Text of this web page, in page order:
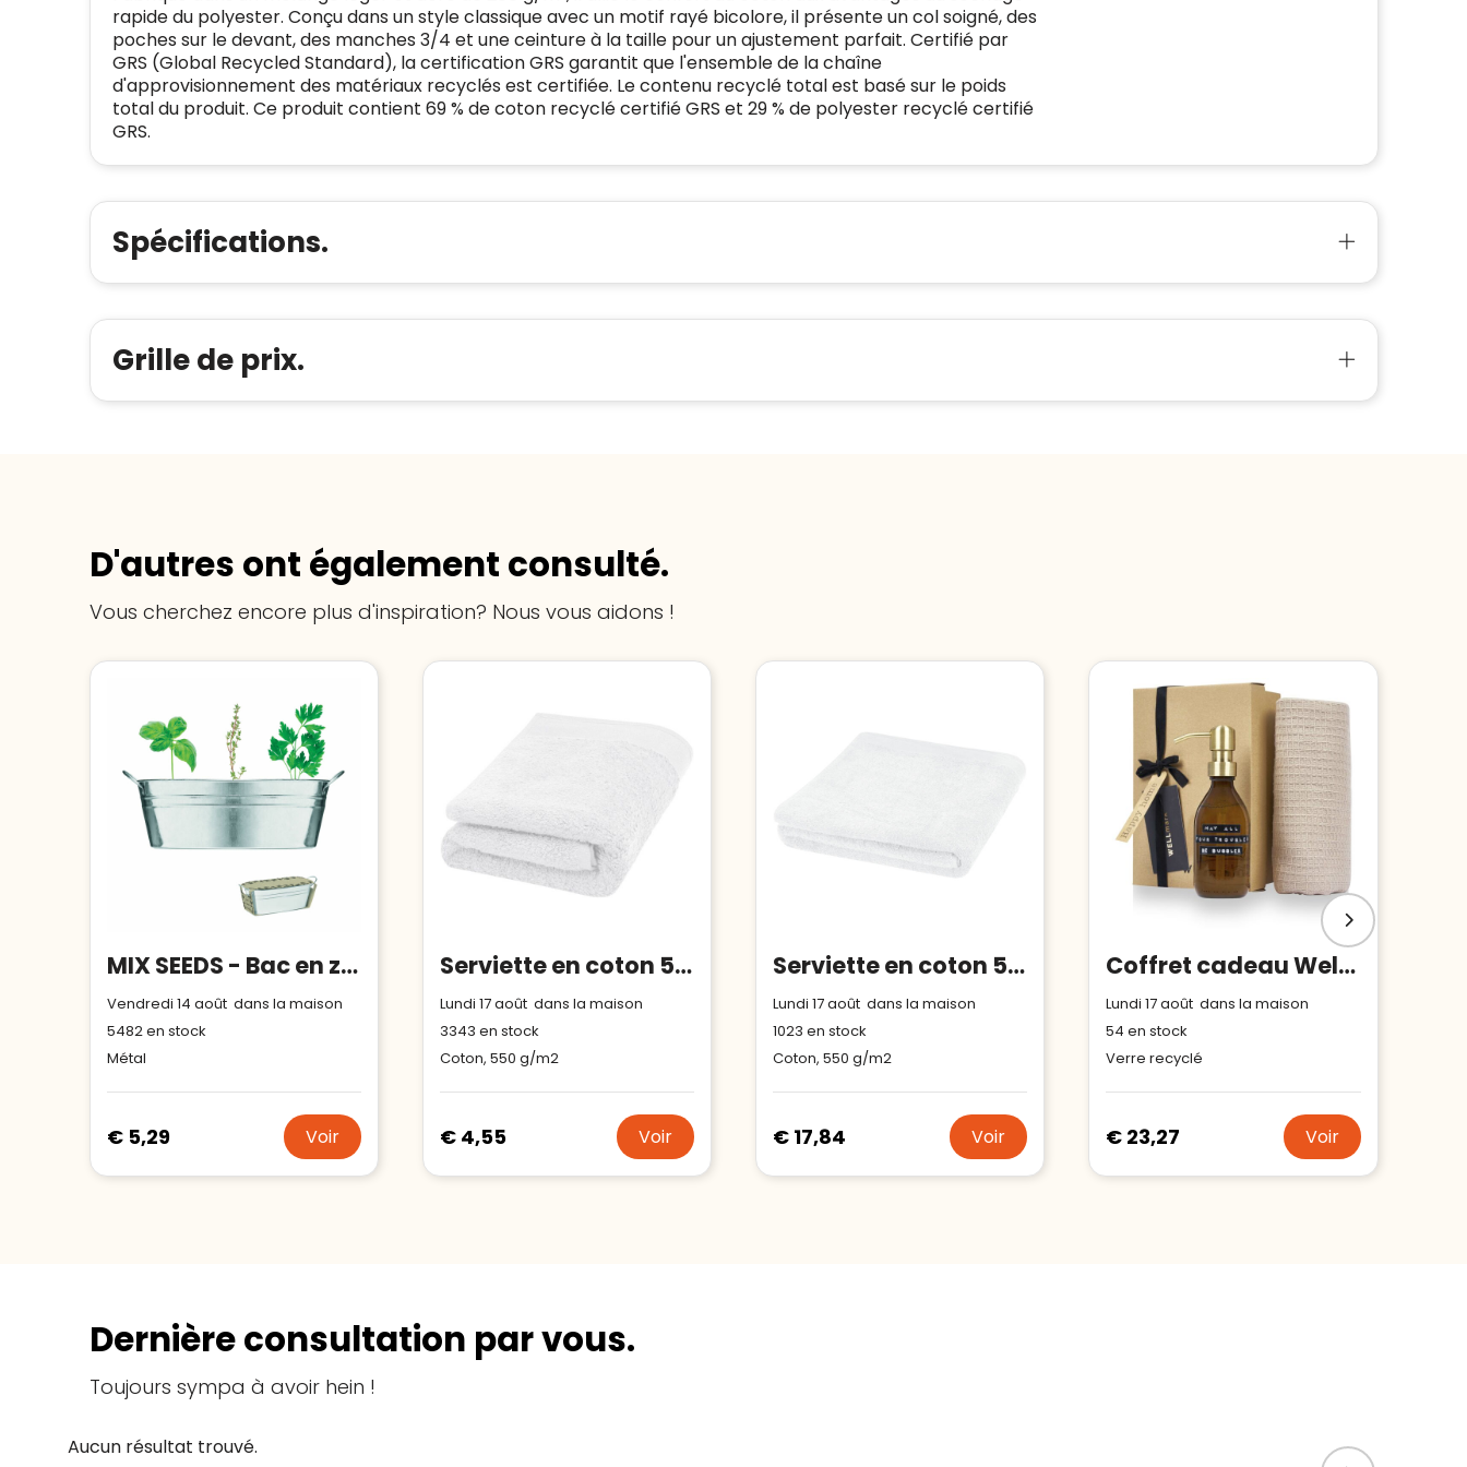
rapide du polyester. Conçu dans un style classique avec un motif rayé bicolore, il présente un col soigné, des
poches sur le devant, des manches 3/4 et une ceinture à la taille pour un ajustement parfait. Certifié par
GRS (Global Recycled Standard), la certification GRS garantit que l'ensemble de la chaîne
d'approvisionnement des matériaux recyclés est certifiée. Le contenu recyclé total est basé sur le poids
total du produit. Ce produit contient 69 % de coton recyclé certifié GRS et 29 % de polyester recyclé certifié
GRS.
Spécifications.
Grille de prix.
D'autres ont également consulté.
Vous cherchez encore plus d'inspiration? Nous vous aidons !
MIX SEEDS - Bac en zinc & herbes aromatique
Vendredi 14 août dans la maison
5482en stock
Métal
€ 5,29 Voir
Serviette en coton 550 g/m² 50x100 cm Nora
Lundi 17 août dans la maison
3343 en stock
Coton, 550 g/m2
€ 4,55 Voir
Serviette en coton 550 g/m² 100x180 cm Riley
Lundi 17 août dans la maison
1023 en stock
Coton, 550 g/m2
€ 17,84 Voir
Coffret cadeau Wellmark Happy Home
Lundi 17 août dans la maison
54 en stock
Verre recyclé
€ 23,27 Voir
Dernière consultation par vous.
Toujours sympa à avoir hein !
Aucun résultat trouvé.
479
88 00
36
E-
mailadres:
mia@linkkado.beGeverifieerd
BEDRIJFSGEGEVENS
onderneming:
Safe Browsing:
geen probleem
gedetecteerd
Blacklist
Geen site op de
Geldig SSL-
Websites die consequent een
hoog niveau van
klanttevredenheid handhaven
en voldoen aan een hoog
kunnen Trustindex-certificaat
winkelen naar de certificaten
Voor bedrijven